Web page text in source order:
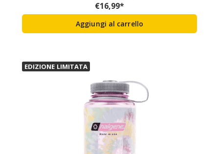
€16,99*
Aggiungi al carrello
EDIZIONE LIMITATA